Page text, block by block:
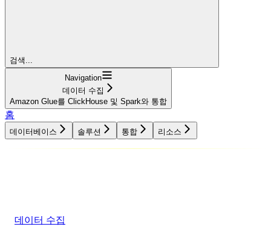
검색...
Navigation
데이터 수집
Amazon Glue를 ClickHouse 및 Spark와 통합
홈
데이터베이스 솔루션 통합 리소스
데이터 수집